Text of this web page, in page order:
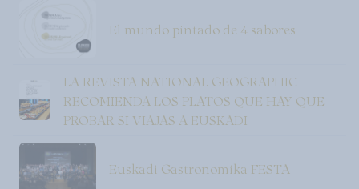
El mundo pintado de 4 sabores
LA REVISTA NATIONAL GEOGRAPHIC
RECOMIENDA LOS PLATOS QUE HAY QUE
PROBAR SI VIAJAS A EUSKADI
Euskadi Gastronomika FESTA